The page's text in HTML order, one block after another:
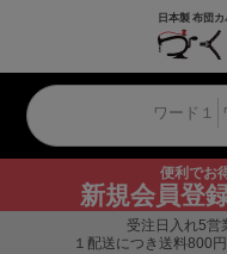
便利でお
新規会員登
受注日入れ5営
１配送につき送料800